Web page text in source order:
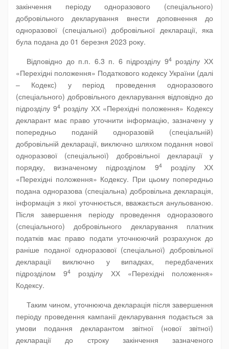
закінчення періоду одноразового (спеціального)
добровільного декларування внести доповнення до
одноразової (спеціальної) добровільної декларації, яка
була подана до 01 березня 2023 року.
Відповідно до п.п. 6.3 п. 6 підрозділу 94розділу ХХ
«Перехідні положення» Податкового кодексу України (далі
– Кодекс) у період проведення одноразового
(спеціального) добровільного декларування відповідно до
підрозділу 94розділу ХХ «Перехідні положення» Кодексу
декларант має право уточнити інформацію, зазначену у
попередньо поданій одноразовій (спеціальній)
добровільній декларації, виключно шляхом подання нової
одноразової (спеціальної) добровільної декларації у
порядку, визначеному підрозділом 94розділу ХХ
«Перехідні положення» Кодексу. При цьому попередньо
подана одноразова (спеціальна) добровільна декларація,
інформація з якої уточнюється, вважається анульованою.
Після завершення періоду проведення одноразового
(спеціального) добровільного декларування платник
податків має право подати уточнюючий розрахунок до
раніше поданої одноразової (спеціальної) добровільної
декларації виключно у випадках, передбачених
підрозділом 94
розділу ХХ «Перехідні положення»
Кодексу.
Таким чином, уточнююча декларація після завершення
періоду проведення кампанії декларування подається за
умови подання декларантом звітної (нової звітної)
декларації до строку закінчення зазначеного